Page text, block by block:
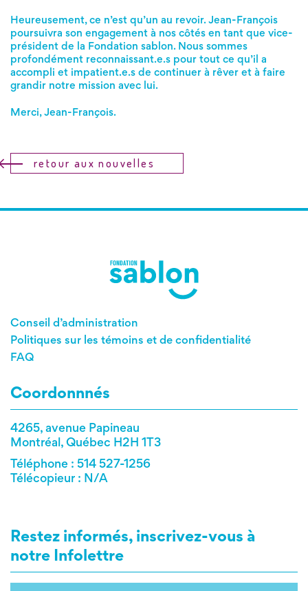
Heureusement, ce n’est qu’un au revoir. Jean-François
poursuivra son engagement à nos côtés en tant que vice-
président de la Fondation sablon. Nous sommes
profondément reconnaissant.e.s pour tout ce qu’il a
accompli et impatient.e.s de continuer à rêver et à faire
grandir notre mission avec lui.
Merci, Jean-François.
retour aux nouvelles
Conseil d’administration
Politiques sur les témoins et de confidentialité
FAQ
Coordonnnés
4265, avenue Papineau
Montréal, Québec H2H 1T3
Téléphone : 514 527-1256
Télécopieur : N/A
Restez informés, inscrivez-vous à
notre Infolettre